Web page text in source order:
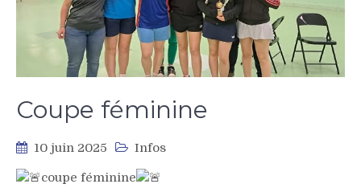
Coupe féminine
10 juin 2025 Infos
coupe féminine